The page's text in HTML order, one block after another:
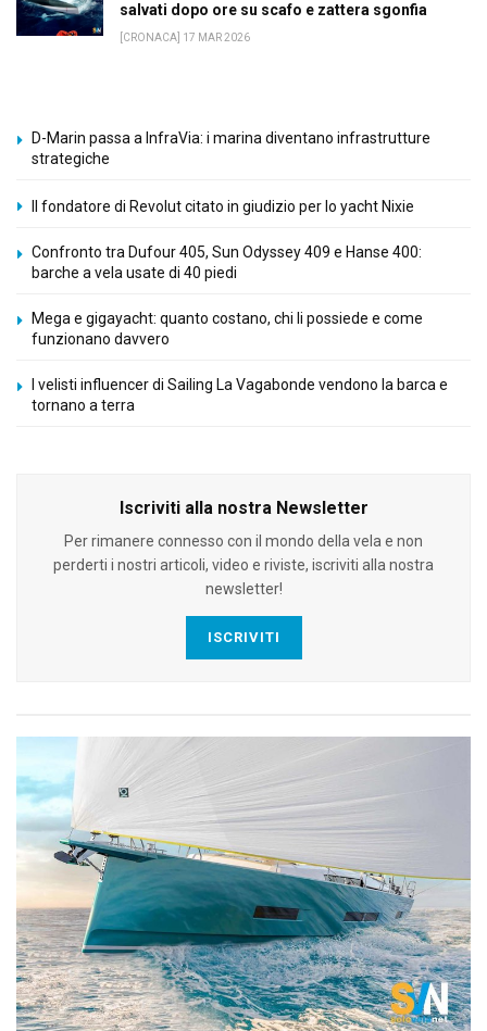
salvati dopo ore su scafo e zattera sgonfia
[CRONACA] 17 MAR 2026
D-Marin passa a InfraVia: i marina diventano infrastrutture
strategiche
Il fondatore di Revolut citato in giudizio per lo yacht Nixie
Confronto tra Dufour 405, Sun Odyssey 409 e Hanse 400:
barche a vela usate di 40 piedi
Mega e gigayacht: quanto costano, chi li possiede e come
funzionano davvero
I velisti influencer di Sailing La Vagabonde vendono la barca e
tornano a terra
Iscriviti alla nostra Newsletter
Per rimanere connesso con il mondo della vela e non
perderti i nostri articoli, video e riviste, iscriviti alla nostra
newsletter!
ISCRIVITI